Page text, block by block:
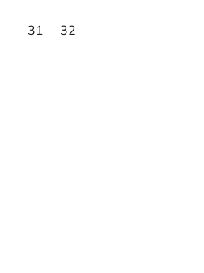
31 32